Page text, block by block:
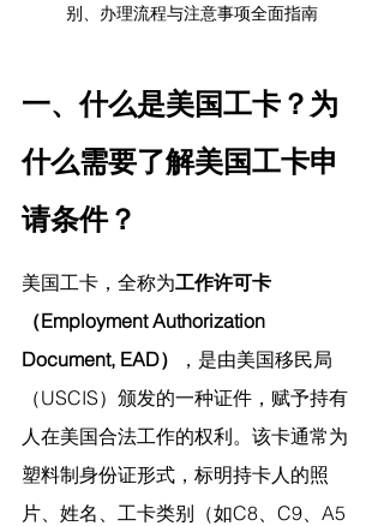
别、办理流程与注意事项全面指南
一、什么是美国工卡？为
什么需要了解美国工卡申
请条件？
美国工卡，全称为工作许可卡
（Employment Authorization
Document, EAD）
，是由美国移民局
（USCIS）颁发的一种证件，赋予持有
人在美国合法工作的权利。该卡通常为
塑料制身份证形式，标明持卡人的照
片、姓名、工卡类别（如C8、C9、A5